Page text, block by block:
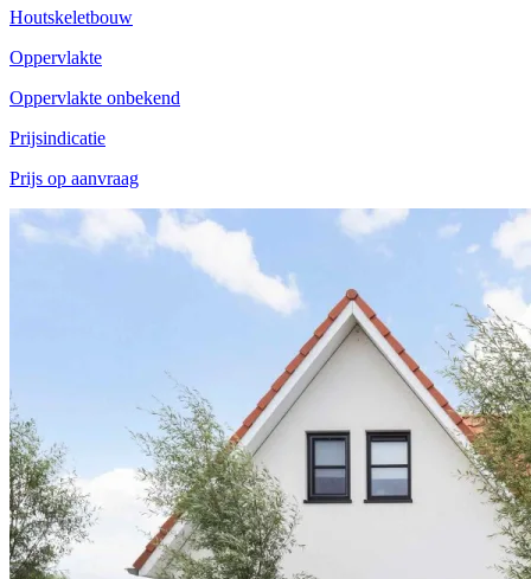
Houtskeletbouw
Oppervlakte
Oppervlakte onbekend
Prijsindicatie
Prijs op aanvraag